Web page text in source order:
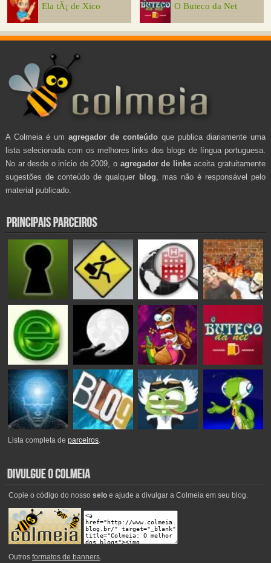
Ela tÃ¡ de Xico O Buteco da Net
A Colmeia é um agregador de conteúdo que publica diariamente uma
lista selecionada com os melhores links dos blogs de língua portuguesa.
No ar desde o início de 2009, o agregador de linksaceita gratuitamente
sugestões de conteúdo de qualquer blog , mas não é responsável pelo
material publicado.
Lista completa deparceiros.
Copie o código do nosso seloe ajude a divulgar a Colmeia em seu blog.
Outros formatos de banners.